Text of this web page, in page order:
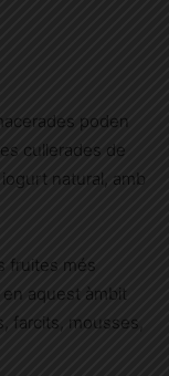
poden
cullerades de
natural, amb
fruites més
aquest àmbit
farcits, mousses,